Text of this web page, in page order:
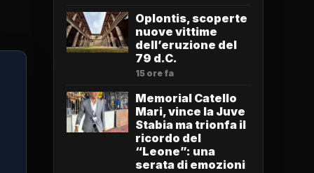
Oplontis, scoperte
nuove vittime
dell’eruzione del
79 d.C.
15 ore fa
Memorial Catello
Mari, vince la Juve
Stabia ma trionfa il
ricordo del
“Leone”: una
serata di emozioni